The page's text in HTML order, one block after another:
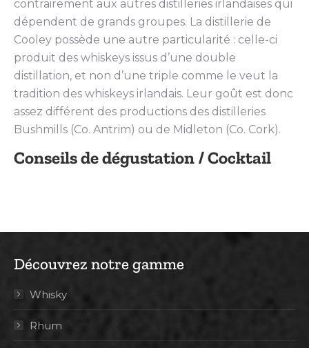
contrairement aux autres distilleries irlandaises qui
dépendent de grands groupes. La distillerie de
Cooley possède une autre particularité : celle-ci
produit des whiskeys issus d’une double
distillation, et non d’une triple comme le veut la
tradition des whiskeys irlandais. Leur goût est donc
assez différent des productions des distilleries
Bushmills (Co. Antrim) ou de Midleton (Co. Cork).
Conseils de dégustation / Cocktail
Découvrez notre gamme
Whisky
Rhum